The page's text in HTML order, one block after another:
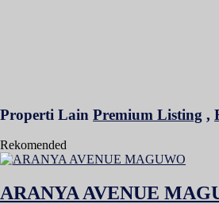
Properti Lain Premium Listing ,
Rekomended
ARANYA AVENUE